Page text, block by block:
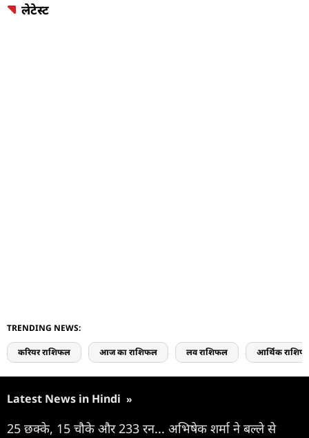
लेटेस्ट
TRENDING NEWS:
करियर राशिफल आज का राशिफल लव राशिफल आर्थिक
Latest News in Hindi »
25 छक्के, 15 चौके और 233 रन... अभिषेक शर्मा ने बल्ले से